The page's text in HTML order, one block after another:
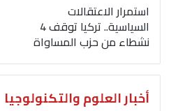
استمرار الاعتقالات
السياسية.. تركيا توقف 4
نشطاء من حزب المساواة
أخبار العلوم والتكنولوجيا